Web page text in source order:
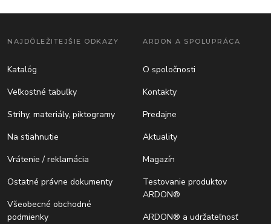
NAJDÔLEŽITEJŠIE ODKAZY
Katalóg
Veľkostné tabuľky
Strihy, materiály, piktogramy
Na stiahnutie
Vrátenie / reklamácia
Ostatné právne dokumenty
Všeobecné obchodné
podmienky
ARDON A SPOLUPRÁCA
O spoločnosti
Kontakty
Predajne
Aktuality
Magazín
Testovanie produktov
ARDON®
ARDON® a udržateľnosť